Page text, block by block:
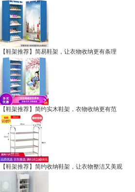
【鞋架推荐】简易鞋架，让衣物收纳更有条理
【鞋架推荐】简约实木鞋架，衣物收纳更有范
【鞋架推荐】简约收纳鞋架，让衣物整洁又美观